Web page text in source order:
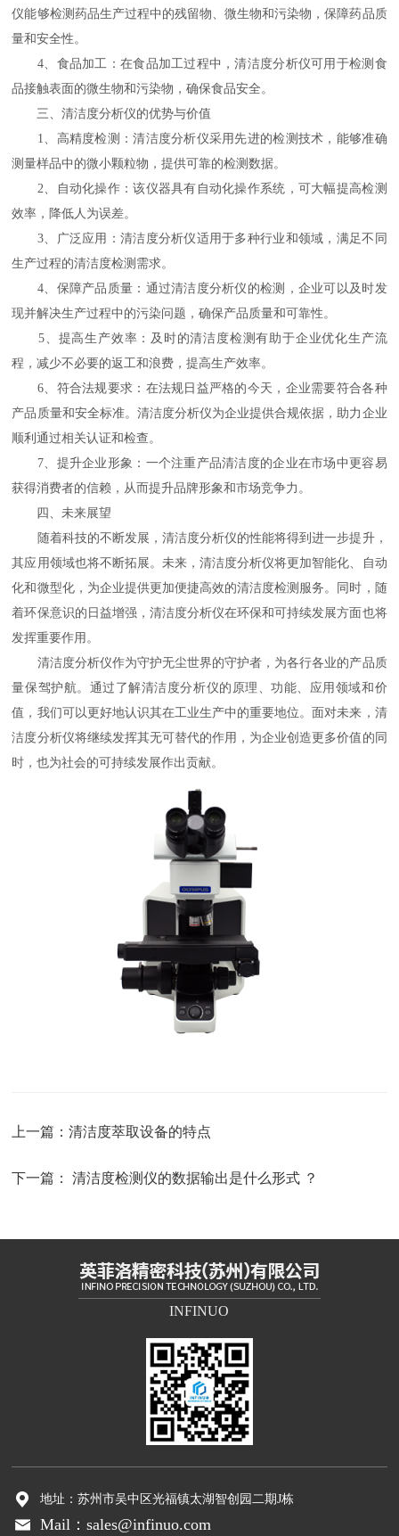
仪能够检测药品生产过程中的残留物、微生物和污染物，保障药品质
量和安全性。
4、食品加工：在食品加工过程中，清洁度分析仪可用于检测食
品接触表面的微生物和污染物，确保食品安全。
三、清洁度分析仪的优势与价值
1、高精度检测：清洁度分析仪采用先进的检测技术，能够准确
测量样品中的微小颗粒物，提供可靠的检测数据。
2、自动化操作：该仪器具有自动化操作系统，可大幅提高检测
效率，降低人为误差。
3、广泛应用：清洁度分析仪适用于多种行业和领域，满足不同
生产过程的清洁度检测需求。
4、保障产品质量：通过清洁度分析仪的检测，企业可以及时发
现并解决生产过程中的污染问题，确保产品质量和可靠性。
5、提高生产效率：及时的清洁度检测有助于企业优化生产流
程，减少不必要的返工和浪费，提高生产效率。
6、符合法规要求：在法规日益严格的今天，企业需要符合各种
产品质量和安全标准。清洁度分析仪为企业提供合规依据，助力企业
顺利通过相关认证和检查。
7、提升企业形象：一个注重产品清洁度的企业在市场中更容易
获得消费者的信赖，从而提升品牌形象和市场竞争力。
四、未来展望
随着科技的不断发展，清洁度分析仪的性能将得到进一步提升，
其应用领域也将不断拓展。未来，清洁度分析仪将更加智能化、自动
化和微型化，为企业提供更加便捷高效的清洁度检测服务。同时，随
着环保意识的日益增强，清洁度分析仪在环保和可持续发展方面也将
发挥重要作用。
清洁度分析仪作为守护无尘世界的守护者，为各行各业的产品质
量保驾护航。通过了解清洁度分析仪的原理、功能、应用领域和价
值，我们可以更好地认识其在工业生产中的重要地位。面对未来，清
洁度分析仪将继续发挥其无可替代的作用，为企业创造更多价值的同
时，也为社会的可持续发展作出贡献。
上一篇：清洁度萃取设备的特点
下一篇：清洁度检测仪的数据输出是什么形式 ？
INFINUO
地址：苏州市吴中区光福镇太湖智创园二期J栋
Mail：sales@infinuo.com